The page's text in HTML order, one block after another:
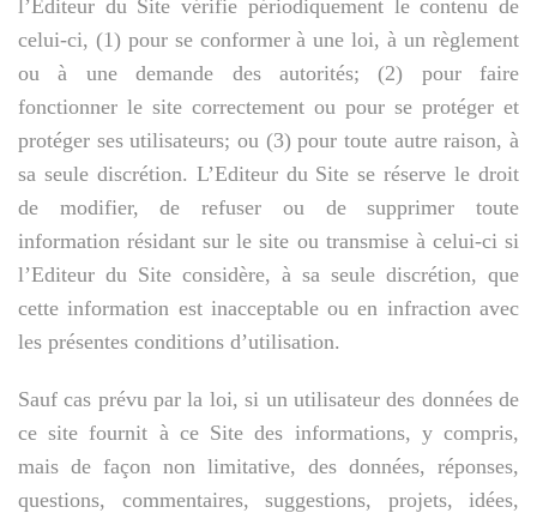
l’Editeur du Site vérifie périodiquement le contenu de
celui-ci, (1) pour se conformer à une loi, à un règlement
ou à une demande des autorités; (2) pour faire
fonctionner le site correctement ou pour se protéger et
protéger ses utilisateurs; ou (3) pour toute autre raison, à
sa seule discrétion. L’Editeur du Site se réserve le droit
de modifier, de refuser ou de supprimer toute
information résidant sur le site ou transmise à celui-ci si
l’Editeur du Site considère, à sa seule discrétion, que
cette information est inacceptable ou en infraction avec
les présentes conditions d’utilisation.
Sauf cas prévu par la loi, si un utilisateur des données de
ce site fournit à ce Site des informations, y compris,
mais de façon non limitative, des données, réponses,
questions, commentaires, suggestions, projets, idées,